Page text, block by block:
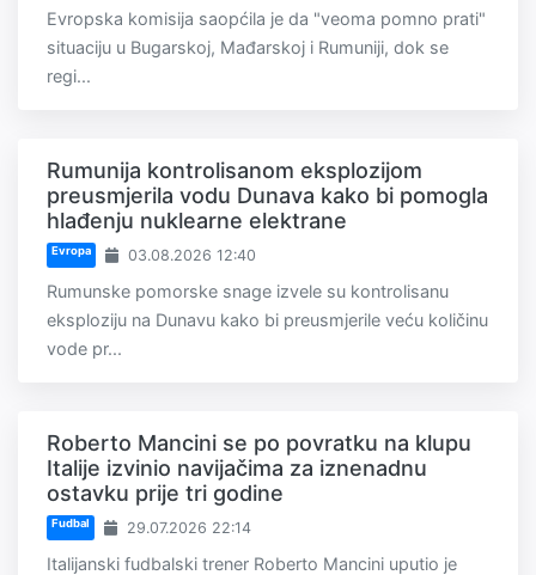
Evropska komisija saopćila je da "veoma pomno prati"
situaciju u Bugarskoj, Mađarskoj i Rumuniji, dok se
regi...
Rumunija kontrolisanom eksplozijom
preusmjerila vodu Dunava kako bi pomogla
hlađenju nuklearne elektrane
Evropa 03.08.2026 12:40
Rumunske pomorske snage izvele su kontrolisanu
eksploziju na Dunavu kako bi preusmjerile veću količinu
vode pr...
Roberto Mancini se po povratku na klupu
Italije izvinio navijačima za iznenadnu
ostavku prije tri godine
Fudbal 29.07.2026 22:14
Italijanski fudbalski trener Roberto Mancini uputio je